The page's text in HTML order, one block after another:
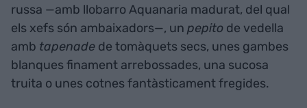
russa —amb llobarro Aquanaria madurat, del qual
els xefs són ambaixadors—, un pepito de vedella
amb tapenade de tomàquets secs, unes gambes
blanques finament arrebossades, una sucosa
truita o unes cotnes fantàsticament fregides.